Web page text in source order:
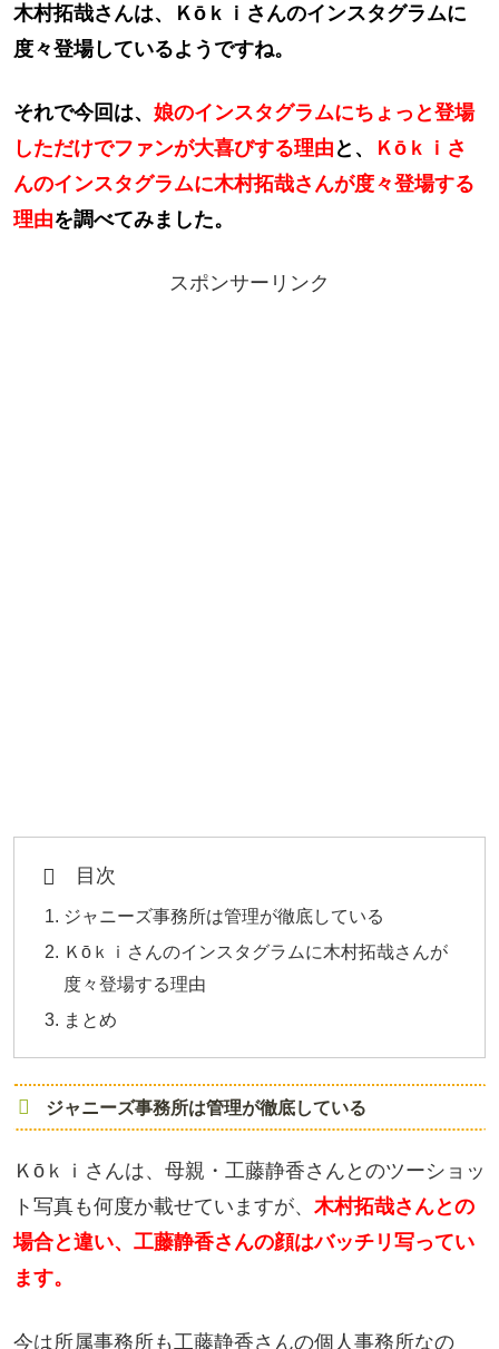
木村拓哉さんは、Ｋōｋｉさんのインスタグラムに
度々登場しているようですね。
それで今回は、 娘のインスタグラムにちょっと登場
しただけでファンが大喜びする理由 と、
Ｋōｋｉさ
んのインスタグラムに木村拓哉さんが度々登場する
理由を調べてみました。
スポンサーリンク
目次
ジャニーズ事務所は管理が徹底している
Ｋōｋｉさんのインスタグラムに木村拓哉さんが
度々登場する理由
まとめ
ジャニーズ事務所は管理が徹底している
Ｋōｋｉさんは、母親・工藤静香さんとのツーショッ
ト写真も何度か載せていますが、 木村拓哉さんとの
場合と違い、工藤静香さんの顔はバッチリ写ってい
ます。
今は所属事務所も工藤静香さんの個人事務所なの